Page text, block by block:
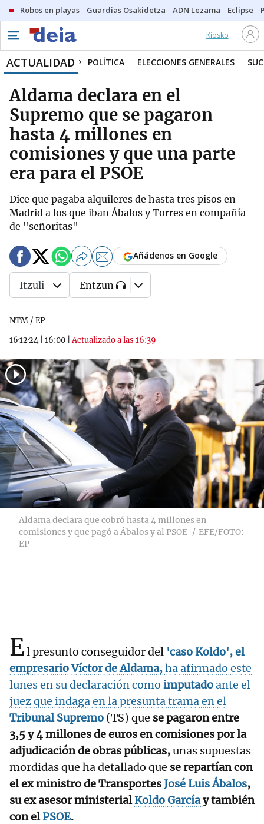
Robos en playas Guardias Osakidetza ADN Lezama Eclipse
Kiosko
ACTUALIDAD POLÍTICA ELECCIONES GENERALES
Aldama declara en el
Supremo que se pagaron
hasta 4 millones en
comisiones y que una parte
era para el PSOE
Dice que pagaba alquileres de hasta tres pisos en
Madrid a los que iban Ábalos y Torres en compañía
de "señoritas"
NTM / EP
16·12·24
16:00 |Actualizado a las 16:39
Añádenos en Google
Itzuli Entzun
Aldama declara que cobró hasta 4 millones en
comisiones y que pagó a Ábalos y al PSOE
EFE/FOTO:
EP
El presunto conseguidor del 'caso Koldo', el
empresario Víctor de Aldama,ha afirmado este
lunes en su declaración como imputadoante el
juez que indaga en la presunta trama en el
Tribunal Supremo (TS) que se pagaron entre
3,5 y 4 millones de euros en comisiones por la
adjudicación de obras públicas,unas supuestas
mordidas que ha detallado que se repartían con
el ex ministro de TransportesJosé Luis Ábalos,
su ex asesor ministerialKoldo Garcíay también
con elPSOE.